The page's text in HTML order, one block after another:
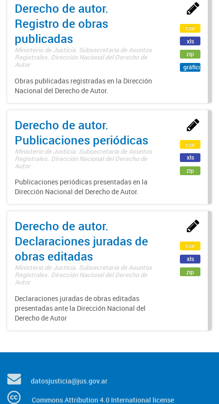
Derecho de autor.
Registro de obras
publicadas
Ministerio de Justicia. Subsecretaría de Asuntos
Registrales. Dirección Nacional del Derecho de
Autor
Obras publicadas registradas en la Dirección
Nacional del Derecho de Autor.
csv
xls
zip
gráfico
Derecho de autor.
Publicaciones periódicas
Ministerio de Justicia. Subsecretaría de Asuntos
Registrales. Dirección Nacional del Derecho de
Autor
Publicaciones periódicas presentadas en la
Dirección Nacional del Derecho de Autor.
csv
xls
zip
Derecho de autor.
Declaraciones juradas de
obras editadas
Ministerio de Justicia. Subsecretaría de Asuntos
Registrales. Dirección Nacional del Derecho de
Autor
Declaraciones juradas de obras editadas
presentadas ante la Dirección Nacional del
Derecho de Autor
csv
xls
zip
datosjusticia@jus.gov.ar
Commons Attribution 4.0 International license